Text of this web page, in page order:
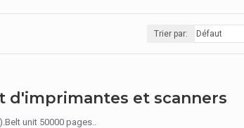
Trier par:
d'imprimantes et scanners
unit 50000 pages..